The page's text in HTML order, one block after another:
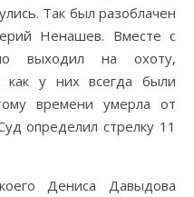
Так был разоблачен
Ненашев. Вместе с
выходил на охоту,
как у них всегда были
времени умерла от
определил стрелку 11
Дениса Давыдова